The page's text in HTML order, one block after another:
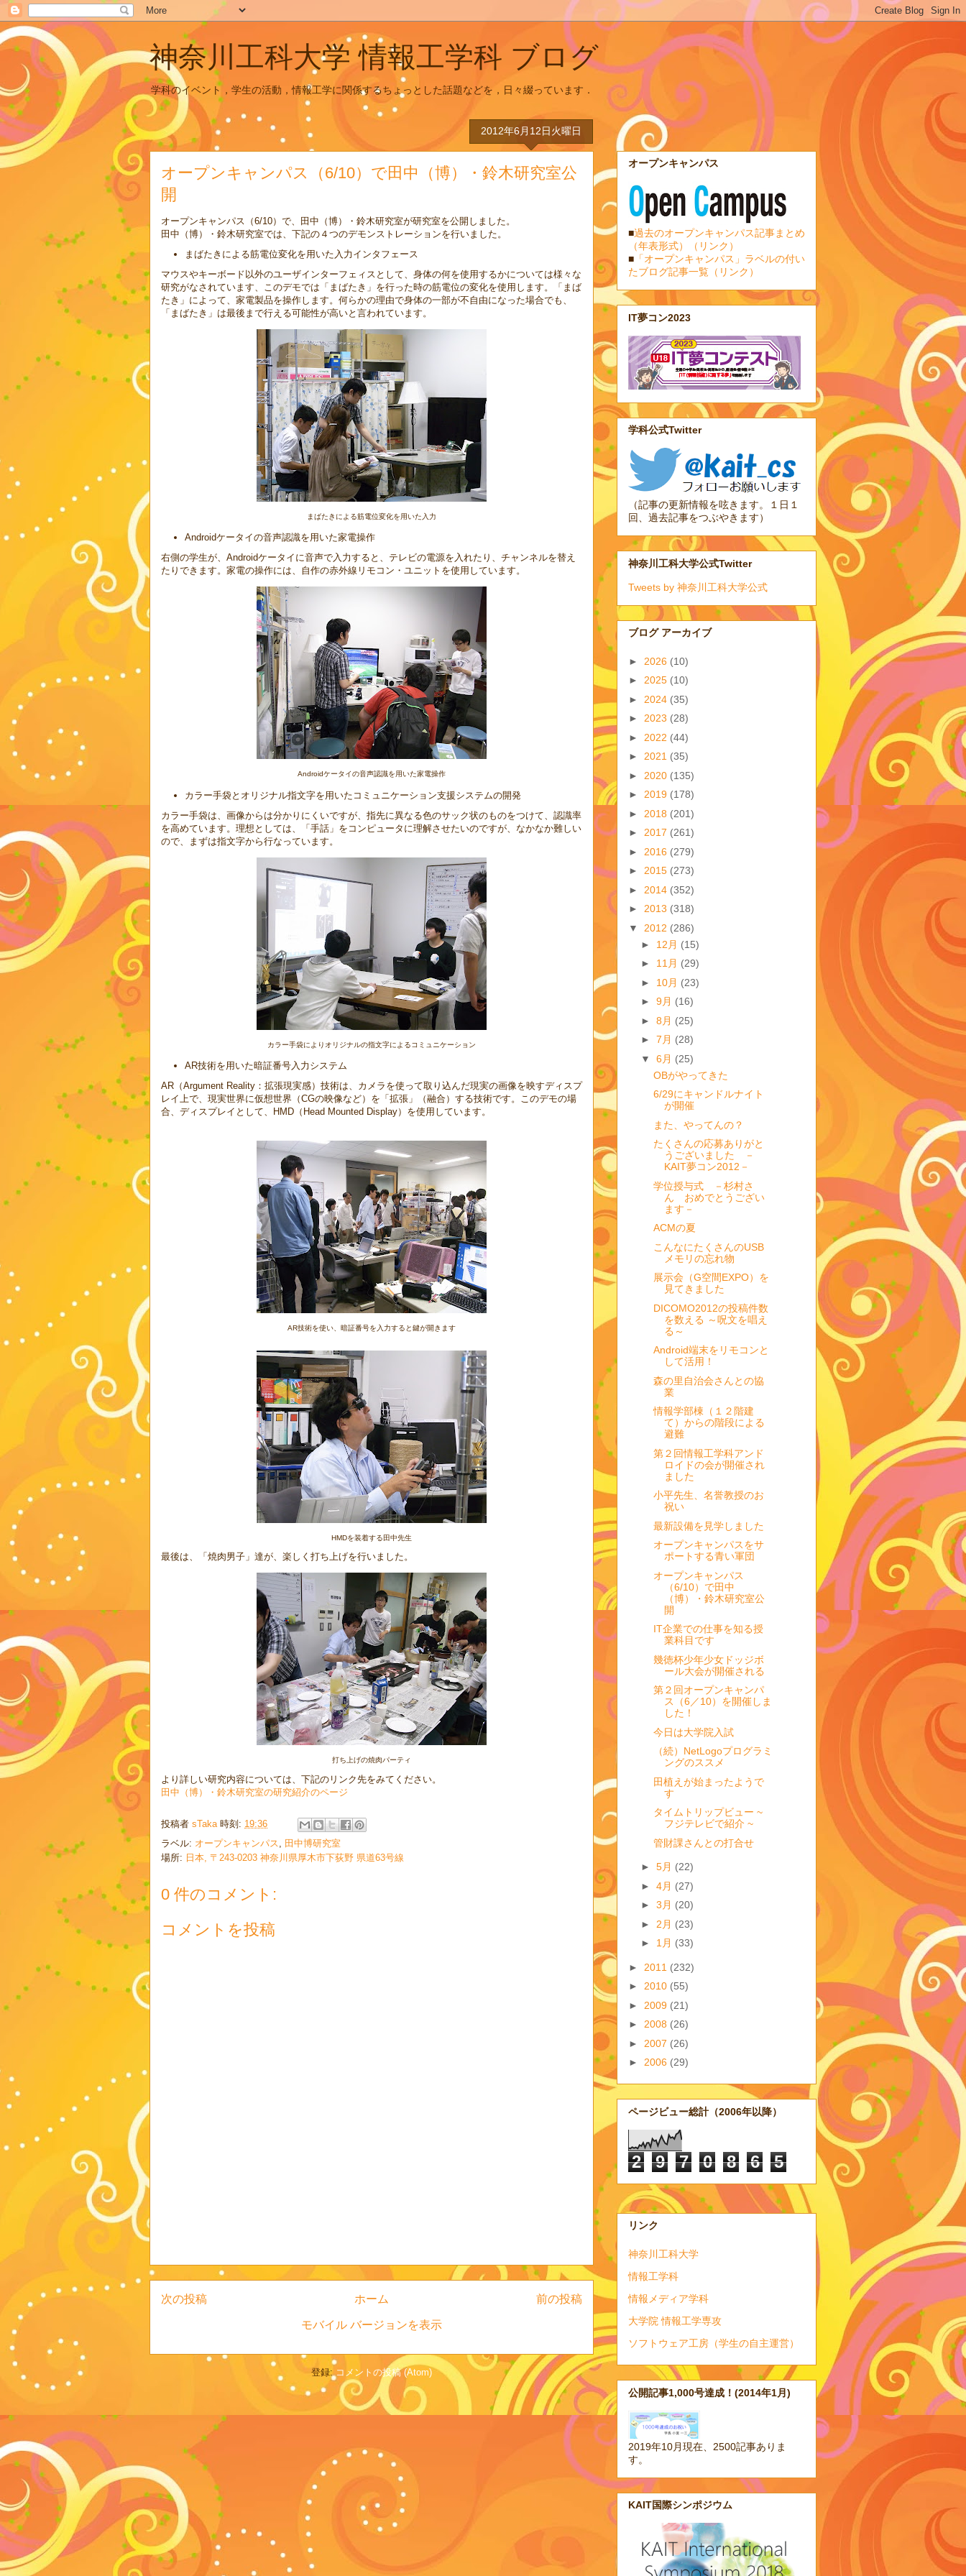
神奈川工科大学 情報工学科 ブログ
学科のイベント，学生の活動，情報工学に関係するちょっとした話題などを，日々綴っています．
2012年6月12日火曜日
オープンキャンパス（6/10）で田中（博）・鈴木研究室公
開
オープンキャンパス（6/10）で、田中（博）・鈴木研究室が研究室を公開しました。
田中（博）・鈴木研究室では、下記の４つのデモンストレーションを行いました。
まばたきによる筋電位変化を用いた入力インタフェース
マウスやキーボード以外のユーザインターフェィスとして、身体の何を使用するかについては様々な
研究がなされています、このデモでは「まばたき」を行った時の筋電位の変化を使用します。「まば
たき」によって、家電製品を操作します。何らかの理由で身体の一部が不自由になった場合でも、
「まばたき」は最後まで行える可能性が高いと言われています。
まばたきによる筋電位変化を用いた入力
Androidケータイの音声認識を用いた家電操作
右側の学生が、Androidケータイに音声で入力すると、テレビの電源を入れたり、チャンネルを替え
たりできます。家電の操作には、自作の赤外線リモコン・ユニットを使用しています。
Androidケータイの音声認識を用いた家電操作
カラー手袋とオリジナル指文字を用いたコミュニケーション支援システムの開発
カラー手袋は、画像からは分かりにくいですが、指先に異なる色のサック状のものをつけて、認識率
を高めています。理想としては、「手話」をコンピュータに理解させたいのですが、なかなか難しい
ので、まずは指文字から行なっています。
カラー手袋によりオリジナルの指文字によるコミュニケーション
AR技術を用いた暗証番号入力システム
AR（Argument Reality：拡張現実感）技術は、カメラを使って取り込んだ現実の画像を映すディスプ
レイ上で、現実世界に仮想世界（CGの映像など）を「拡張」（融合）する技術です。このデモの場
合、ディスプレイとして、HMD（Head Mounted Display）を使用しています。
AR技術を使い、暗証番号を入力すると鍵が開きます
HMDを装着する田中先生
最後は、「焼肉男子」達が、楽しく打ち上げを行いました。
打ち上げの焼肉パーティ
より詳しい研究内容については、下記のリンク先をみてください。
田中（博）・鈴木研究室の研究紹介のページ
投稿者 sTaka 時刻: 19:36
ラベル: オープンキャンパス
田中博研究室
場所: 日本, 〒243-0203 神奈川県厚木市下荻野 県道63号線
0 件のコメント:
コメントを投稿
次の投稿 前の投稿
ホーム
モバイル バージョンを表示
登録: コメントの投稿 (Atom)
オープンキャンパス
■過去のオープンキャンパス記事まとめ
（年表形式）（リンク）
■ 「オープンキャンパス」ラベルの付い
たブログ記事一覧（リンク）
IT夢コン2023
学科公式Twitter
（記事の更新情報を呟きます。１日１
回、過去記事をつぶやきます）
神奈川工科大学公式Twitter
Tweets by 神奈川工科大学公式
ブログ アーカイブ
► 2026 (10)
► 2025 (10)
► 2024 (35)
► 2023 (28)
► 2022 (44)
► 2021 (35)
► 2020 (135)
► 2019 (178)
► 2018 (201)
► 2017 (261)
► 2016 (279)
► 2015 (273)
► 2014 (352)
► 2013 (318)
▼ 2012 (286)
► 12月 (15)
► 11月 (29)
► 10月 (23)
► 9月 (16)
► 8月 (25)
► 7月 (28)
▼ 6月 (25)
OBがやってきた
6/29にキャンドルナイト
が開催
また、やってんの？
たくさんの応募ありがと
うございました －
KAIT夢コン2012－
学位授与式 －杉村さ
ん おめでとうござい
ます－
ACMの夏
こんなにたくさんのUSB
メモリの忘れ物
展示会（G空間EXPO）を
見てきました
DICOMO2012の投稿件数
を数える ～呪文を唱え
る～
Android端末をリモコンと
して活用！
森の里自治会さんとの協
業
情報学部棟（１２階建
て）からの階段による
避難
第２回情報工学科アンド
ロイドの会が開催され
ました
小平先生、名誉教授のお
祝い
最新設備を見学しました
オープンキャンパスをサ
ポートする青い軍団
オープンキャンパス
（6/10）で田中
（博）・鈴木研究室公
開
IT企業での仕事を知る授
業科目です
幾徳杯少年少女ドッジボ
ール大会が開催される
第２回オープンキャンパ
ス（6／10）を開催しま
した！
今日は大学院入試
（続）NetLogoプログラミ
ングのススメ
田植えが始まったようで
す
タイムトリップビュー ~
フジテレビで紹介 ~
管財課さんとの打合せ
► 5月 (22)
► 4月 (27)
► 3月 (20)
► 2月 (23)
► 1月 (33)
► 2011 (232)
► 2010 (55)
► 2009 (21)
► 2008 (26)
► 2007 (26)
► 2006 (29)
ページビュー総計（2006年以降）
2 9 7 0 8 6 5
リンク
神奈川工科大学
情報工学科
情報メディア学科
大学院 情報工学専攻
ソフトウェア工房（学生の自主運営）
公開記事1,000号達成！(2014年1月)
2019年10月現在、2500記事ありま
す。
KAIT国際シンポジウム